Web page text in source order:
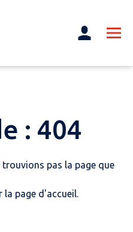
: 404
trouvions pas la page que
la page d'accueil.